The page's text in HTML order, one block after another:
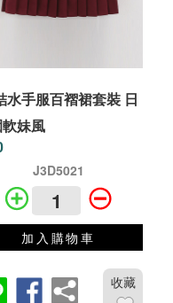
手服百褶裙套裝 日
妹風
J3D5021
加入購物車
收藏